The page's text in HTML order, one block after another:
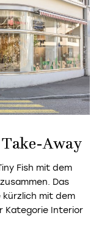
Away
Fish mit dem
Das
mit dem
Kategorie Interior